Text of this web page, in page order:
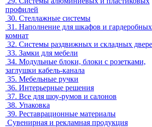
профилей
30. Стеллажные системы
31. Наполнение для шкафов и гардеробных
комнат
32. Системы раздвижных и складных
33. Замки для мебели
34. Модульные блоки, блоки с розетками,
заглушки кабель-канала
35. Мебельные ручки
36. Интерьерные решения
37. Все для шоу-румов и салонов
38. Упаковка
39. Реставрационные материалы
Сувенирная и рекламная продукция